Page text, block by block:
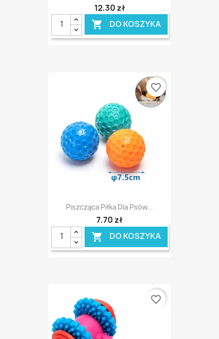
12,30 zł
 DO KOSZYKA
Piszcząca Piłka Dla Psów...
7,70 zł
 DO KOSZYKA
favorite_border
favorite_border